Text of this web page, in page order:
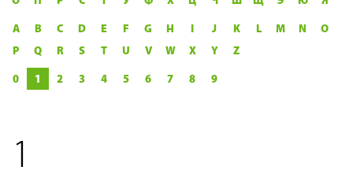
A B C D E F G H I J K L M N
O
P
Q R S T U V W X Y Z
0 1 2 3 4 5 6 7 8 9
1